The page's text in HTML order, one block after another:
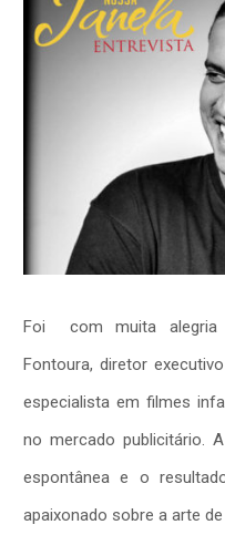
Foi com muita alegria
Fontoura, diretor
especialista em filmes
no mercado publicitário.
espontânea e o
apaixonado sobre a arte